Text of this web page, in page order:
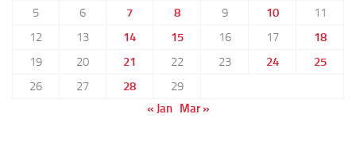
5
6 7 8 9 10
11
12
13 14 15 16 17
18
19
20 21 22 23 24
25
26
27 28
29
« Jan Mar »